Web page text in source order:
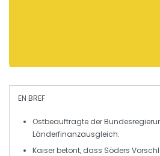
EN BREF
Ostbeauftragte der
Länderfinanzausgleich.
Kaiser betont, dass Söders